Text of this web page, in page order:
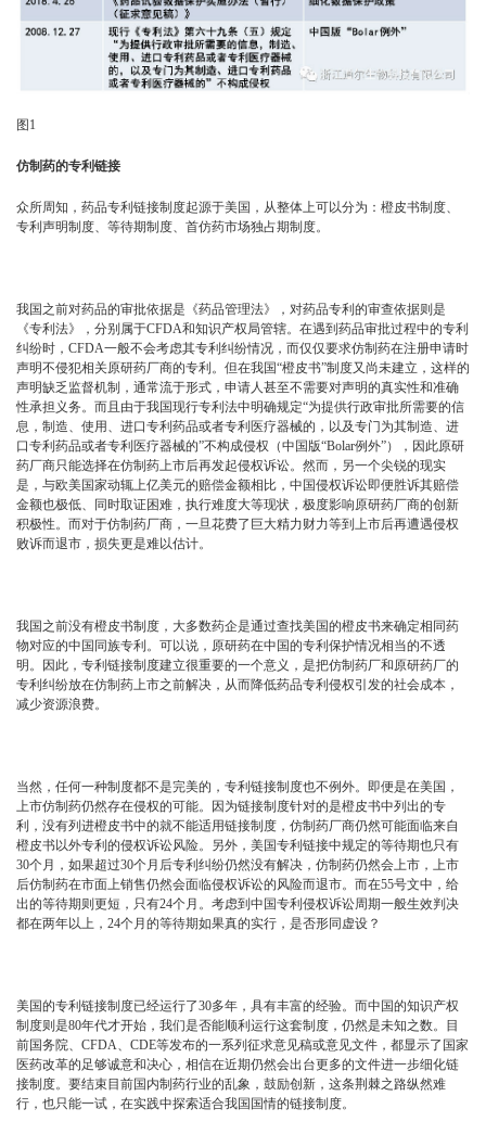
图1
仿制药的专利链接
众所周知，药品专利链接制度起源于美国，从整体上可以分为：橙皮书制度、
专利声明制度、等待期制度、首仿药市场独占期制度。
我国之前对药品的审批依据是《药品管理法》，对药品专利的审查依据则是
《专利法》，分别属于CFDA和知识产权局管辖。在遇到药品审批过程中的专利
纠纷时，CFDA一般不会考虑其专利纠纷情况，而仅仅要求仿制药在注册申请时
声明不侵犯相关原研药厂商的专利。但在我国“橙皮书”制度又尚未建立，这样的
声明缺乏监督机制，通常流于形式，申请人甚至不需要对声明的真实性和准确
性承担义务。而且由于我国现行专利法中明确规定“为提供行政审批所需要的信
息，制造、使用、进口专利药品或者专利医疗器械的，以及专门为其制造、进
口专利药品或者专利医疗器械的”不构成侵权（中国版“Bolar例外”），因此原研
药厂商只能选择在仿制药上市后再发起侵权诉讼。然而，另一个尖锐的现实
是，与欧美国家动辄上亿美元的赔偿金额相比，中国侵权诉讼即便胜诉其赔偿
金额也极低、同时取证困难，执行难度大等现状，极度影响原研药厂商的创新
积极性。而对于仿制药厂商，一旦花费了巨大精力财力等到上市后再遭遇侵权
败诉而退市，损失更是难以估计。
我国之前没有橙皮书制度，大多数药企是通过查找美国的橙皮书来确定相同药
物对应的中国同族专利。可以说，原研药在中国的专利保护情况相当的不透
明。因此，专利链接制度建立很重要的一个意义，是把仿制药厂和原研药厂的
专利纠纷放在仿制药上市之前解决，从而降低药品专利侵权引发的社会成本，
减少资源浪费。
当然，任何一种制度都不是完美的，专利链接制度也不例外。即便是在美国，
上市仿制药仍然存在侵权的可能。因为链接制度针对的是橙皮书中列出的专
利，没有列进橙皮书中的就不能适用链接制度，仿制药厂商仍然可能面临来自
橙皮书以外专利的侵权诉讼风险。另外，美国专利链接中规定的等待期也只有
30个月，如果超过30个月后专利纠纷仍然没有解决，仿制药仍然会上市，上市
后仿制药在市面上销售仍然会面临侵权诉讼的风险而退市。而在55号文中，给
出的等待期则更短，只有24个月。考虑到中国专利侵权诉讼周期一般生效判决
都在两年以上，24个月的等待期如果真的实行，是否形同虚设？
美国的专利链接制度已经运行了30多年，具有丰富的经验。而中国的知识产权
制度则是80年代才开始，我们是否能顺利运行这套制度，仍然是未知之数。目
前国务院、CFDA、CDE等发布的一系列征求意见稿或意见文件，都显示了国家
医药改革的足够诚意和决心，相信在近期仍然会出台更多的文件进一步细化链
接制度。要结束目前国内制药行业的乱象，鼓励创新，这条荆棘之路纵然难
行，也只能一试，在实践中探索适合我国国情的链接制度。